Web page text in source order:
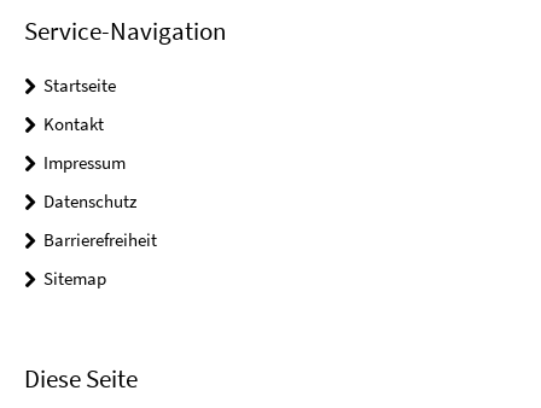
Service-Navigation
Startseite
Kontakt
Impressum
Datenschutz
Barrierefreiheit
Sitemap
Diese Seite